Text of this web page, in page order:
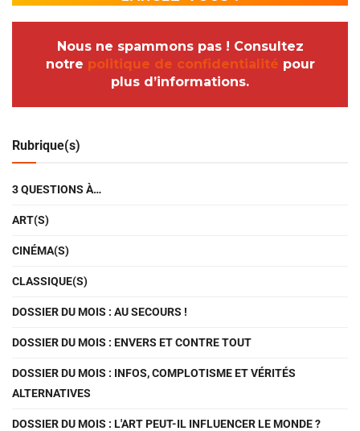
Nous ne spammons pas ! Consultez
notre politique de confidentialité pour
plus d’informations.
Rubrique(s)
3 QUESTIONS À…
ART(S)
CINÉMA(S)
CLASSIQUE(S)
DOSSIER DU MOIS : AU SECOURS !
DOSSIER DU MOIS : ENVERS ET CONTRE TOUT
DOSSIER DU MOIS : INFOS, COMPLOTISME ET VÉRITÉS
ALTERNATIVES
DOSSIER DU MOIS : L'ART PEUT-IL INFLUENCER LE MONDE ?